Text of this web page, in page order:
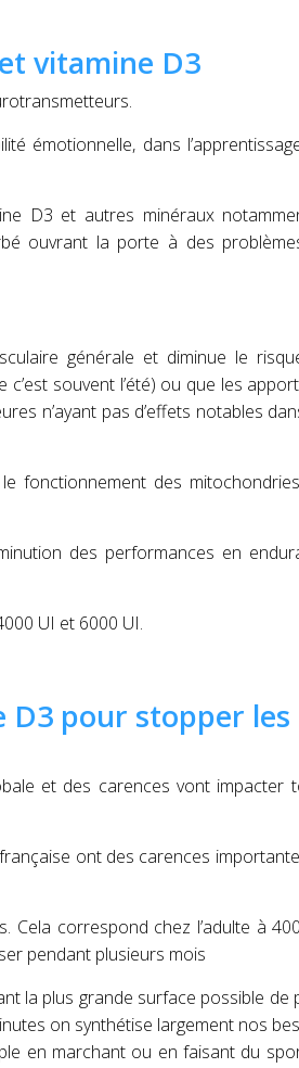
vitamine D3
émotionnelle, dans
D3 et autres minéraux
ouvrant la porte à des
générale et diminue le
souvent l’été) ou que les
n’ayant pas d’effets notables
fonctionnement des
des performances en
UI et 6000 UI.
D3 pour stopper les
et des carences vont impacter
ont des carences
correspond chez l’adulte à
pendant plusieurs mois
la plus grande surface possible de
on synthétise largement nos
en marchant ou en faisant du